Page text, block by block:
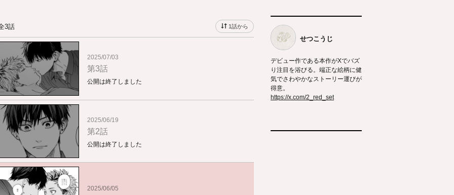
3話 1話から
2025/07/03
第3話
公開は終了しました
2025/06/19
第2話
公開は終了しました
2025/06/05
せつこうじ
デビュー作である本作がXでバズ
り注目を浴びる。端正な絵柄に健
気でさわやかなストーリー運びが
得意。
https://x.com/2_red_set